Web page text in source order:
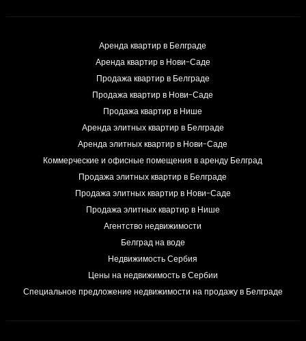
Аренда квартир в Белграде
Аренда квартир в Нови-Саде
Продажа квартир в Белграде
Продажа квартир в Нови-Саде
Продажа квартир в Нише
Аренда элитных квартир в Белграде
Аренда элитных квартир в Нови-Саде
Коммерческие и офисные помещения в аренду Белград
Продажа элитных квартир в Белграде
Продажа элитных квартир в Нови-Саде
Продажа элитных квартир в Нише
Агентство недвижимости
Белград на воде
Недвижимость Сербия
Цены на недвижимость в Сербии
Специальное предложение недвижимости на продажу в Белграде